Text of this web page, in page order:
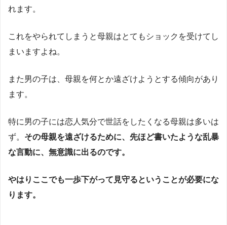
れます。
これをやられてしまうと母親はとてもショックを受けてし
まいますよね。
また男の子は、母親を何とか遠ざけようとする傾向があり
ます。
特に男の子には恋人気分で世話をしたくなる母親は多いは
ず。 その母親を遠ざけるために、先ほど書いたような乱暴
な言動に、無意識に出るのです。
やはりここでも一歩下がって見守るということが必要にな
ります。